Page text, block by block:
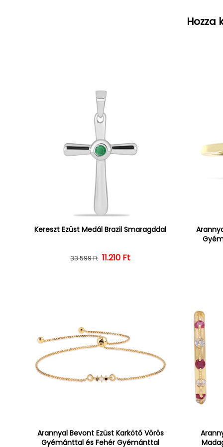
Hozza
Kereszt Ezüst Medál Brazil Smaragddal
Normál ár
33.599 Ft Kedvezményes ár
11.210 Ft
Arannyal Bevont Ezüst Karkötő Vörös
Gyémánttal és Fehér Gyémánttal